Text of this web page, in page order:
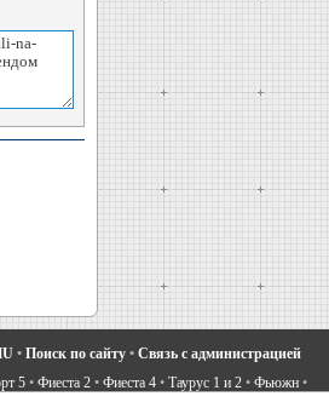
• Поиск по сайту • Связь с администрацией
5 • Фиеста 2 • Фиеста 4 • Таурус 1 и 2 • Фьюжн •